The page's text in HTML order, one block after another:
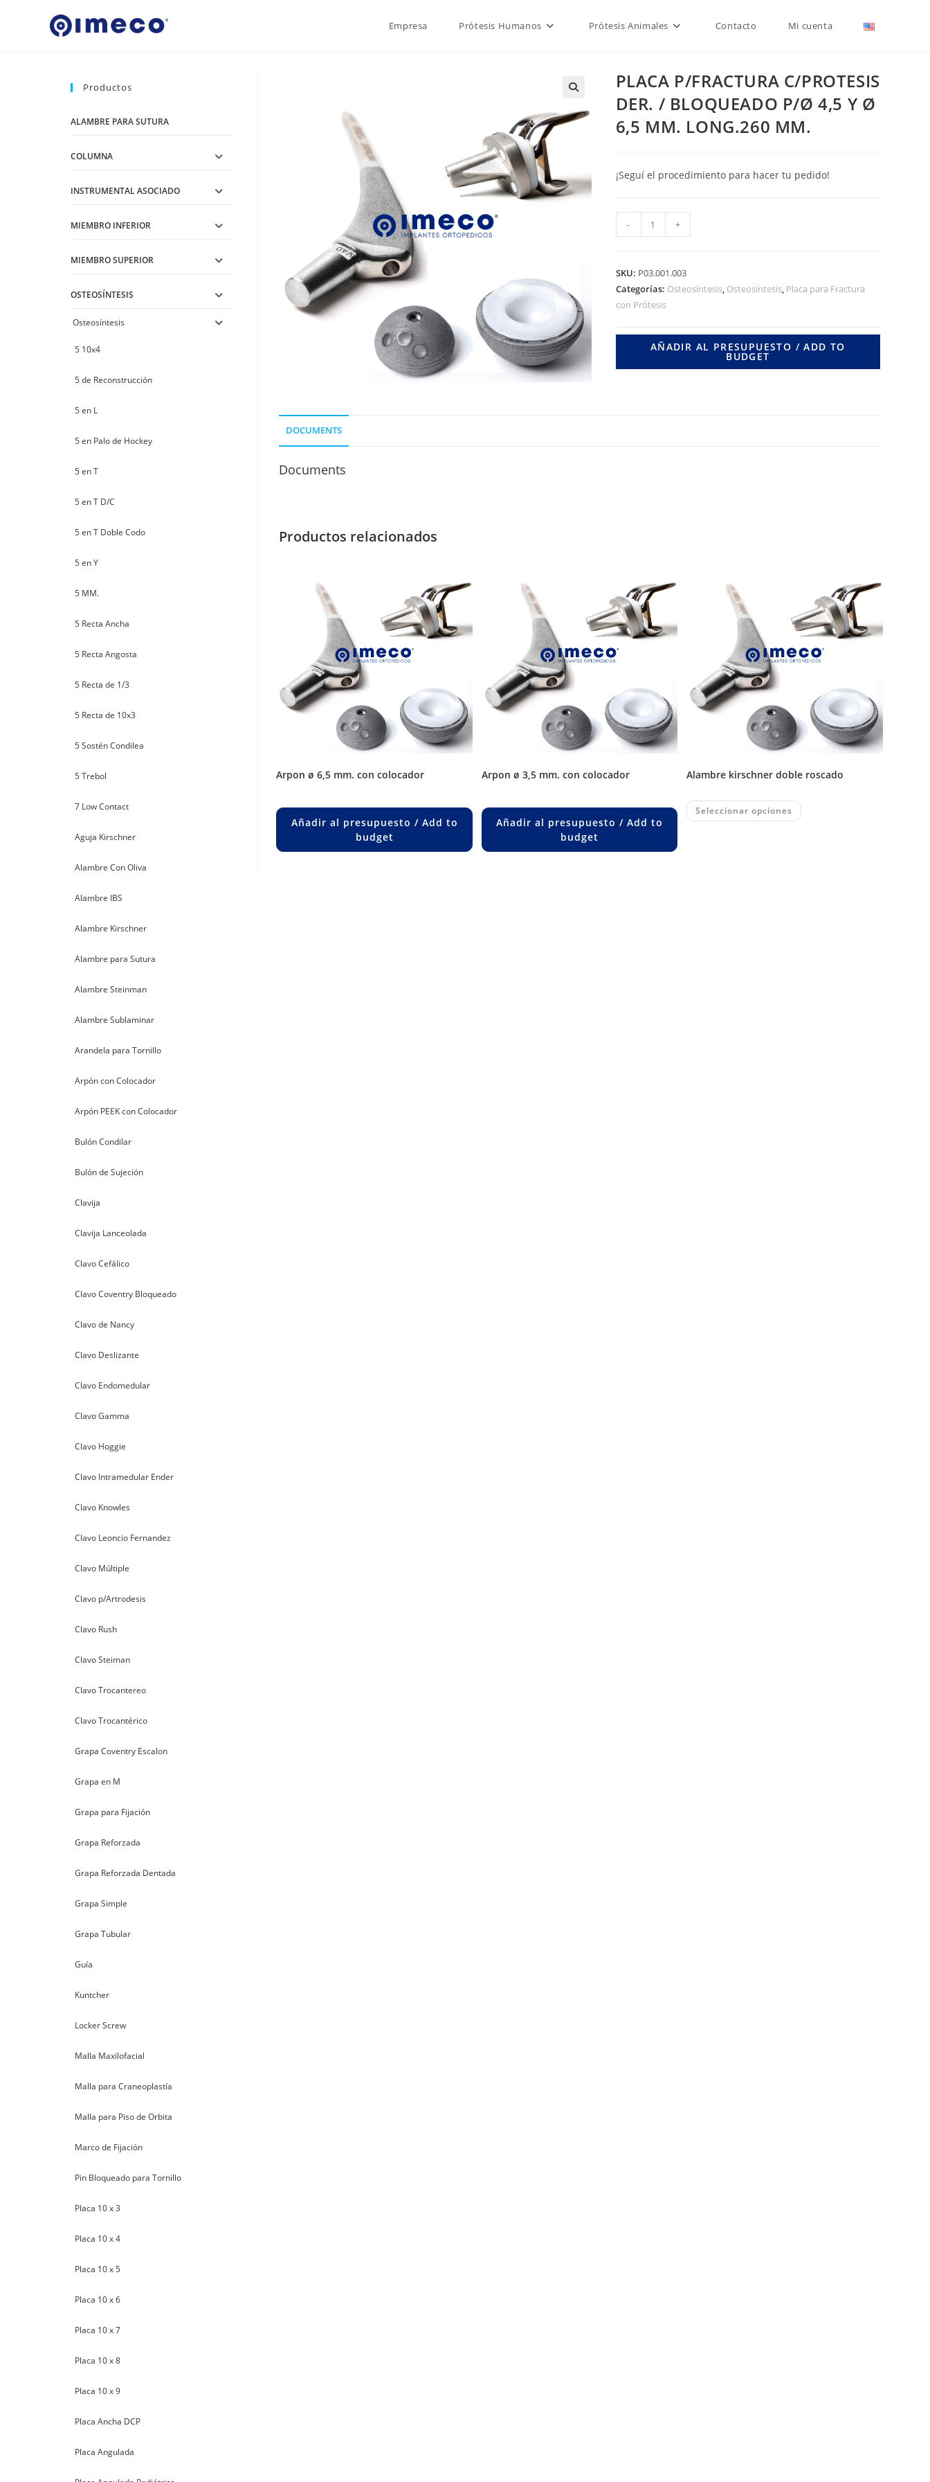
Empresa Prótesis Humanos Prótesis Animales Contacto Mi cuenta
PLACA P/FRACTURA C/PROTESIS
DER. / BLOQUEADO P/Ø 4,5 Y Ø
6,5 MM. LONG.260 MM.
¡Seguí el procedimiento para hacer tu pedido!
P/FRACTURA
DER.
/
BLOQUEADO
- +
SKU: P03.001.003
Categorías: Osteosíntesis, Osteosíntesis, Placa para Fractura
con Prótesis
AÑADIR AL PRESUPUESTO / ADD TO
BUDGET
DOCUMENTS
Documents
Productos relacionados
arpon ø 6,5 mm. con colocador
Añadir al presupuesto / Add to
budget
arpon ø 3,5 mm. con colocador
Añadir al presupuesto / Add to
budget
alambre kirschner doble roscado
Seleccionar opciones This
Productos
ALAMBRE PARA SUTURA
COLUMNA
INSTRUMENTAL ASOCIADO
MIEMBRO INFERIOR
MIEMBRO SUPERIOR
OSTEOSÍNTESIS
Osteosíntesis
5 10x4
5 de Reconstrucción
5 en L
5 en Palo de Hockey
5 en T
5 en T D/C
5 en T Doble Codo
5 en Y
5 MM.
5 Recta Ancha
5 Recta Angosta
5 Recta de 1/3
5 Recta de 10x3
5 Sostén Condilea
5 Trebol
7 Low Contact
Aguja Kirschner
Alambre Con Oliva
Alambre IBS
Alambre Kirschner
Alambre para Sutura
Alambre Steinman
Alambre Sublaminar
Arandela para Tornillo
Arpón con Colocador
Arpón PEEK con Colocador
Bulón Condilar
Bulón de Sujeción
Clavija
Clavija Lanceolada
Clavo Cefálico
Clavo Coventry Bloqueado
Clavo de Nancy
Clavo Deslizante
Clavo Endomedular
Clavo Gamma
Clavo Hoggie
Clavo Intramedular Ender
Clavo Knowles
Clavo Leoncio Fernandez
Clavo Múltiple
Clavo p/Artrodesis
Clavo Rush
Clavo Steiman
Clavo Trocantereo
Clavo Trocantérico
Grapa Coventry Escalon
Grapa en M
Grapa para Fijación
Grapa Reforzada
Grapa Reforzada Dentada
Grapa Simple
Grapa Tubular
Guía
Kuntcher
Locker Screw
Malla Maxilofacial
Malla para Craneoplastía
Malla para Piso de Orbita
Marco de Fijación
Pin Bloqueado para Tornillo
Placa 10 x 3
Placa 10 x 4
Placa 10 x 5
Placa 10 x 6
Placa 10 x 7
Placa 10 x 8
Placa 10 x 9
Placa Ancha DCP
Placa Angulada